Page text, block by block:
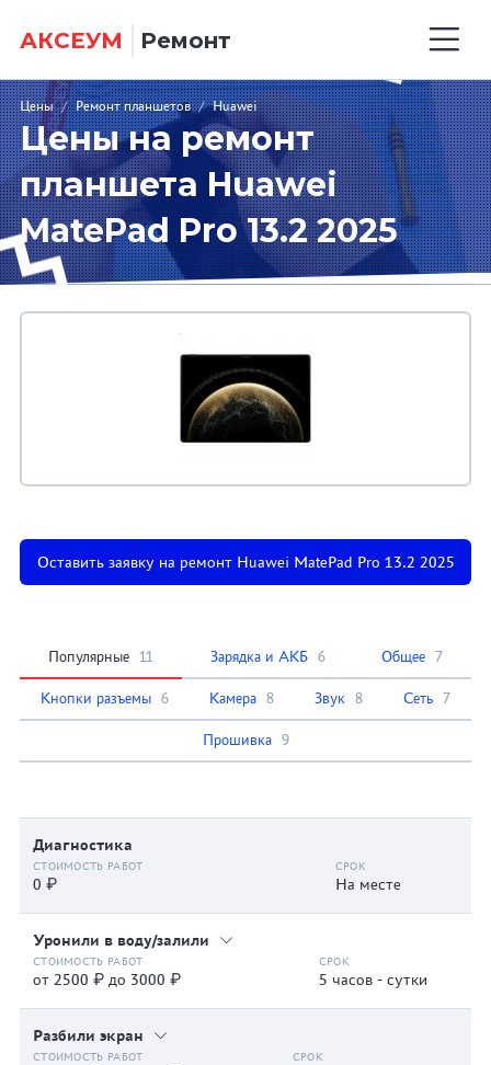
АКСЕУМ Ремонт
Цены / Ремонт планшетов / Huawei
Цены на ремонт
планшета Huawei
MatePad Pro 13.2 2025
Оставить заявку на ремонт Huawei MatePad Pro 13.2 2025
Популярные 11 Зарядка и АКБ 6 Общее 7
Кнопки разъемы 6 Камера 8 Звук 8 Сеть 7
Прошивка 9
Диагностика
0 ₽ На месте
Уронили в воду/залили
от 2500 ₽ до 3000 ₽ 5 часов - сутки
Разбили экран